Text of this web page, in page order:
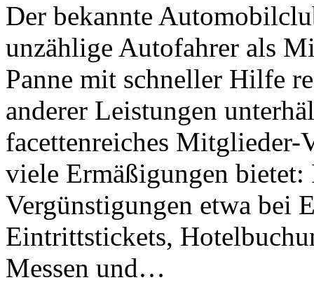
Der bekannte
unzählige Autofahrer als
Panne mit schneller Hilfe
anderer Leistungen
facettenreiches
viele Ermäßigungen bietet:
Vergünstigungen etwa bei
Eintrittstickets,
Messen und…